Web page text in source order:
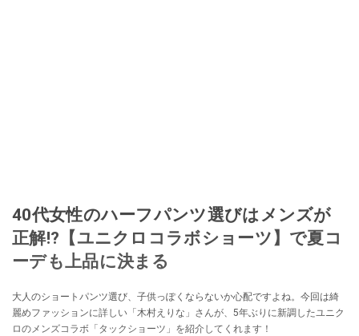
40代女性のハーフパンツ選びはメンズが
正解!?【ユニクロコラボショーツ】で夏コ
ーデも上品に決まる
大人のショートパンツ選び、子供っぽくならないか心配ですよね。今回は綺
麗めファッションに詳しい「木村えりな」さんが、5年ぶりに新調したユニク
ロのメンズコラボ「タックショーツ」を紹介してくれます！